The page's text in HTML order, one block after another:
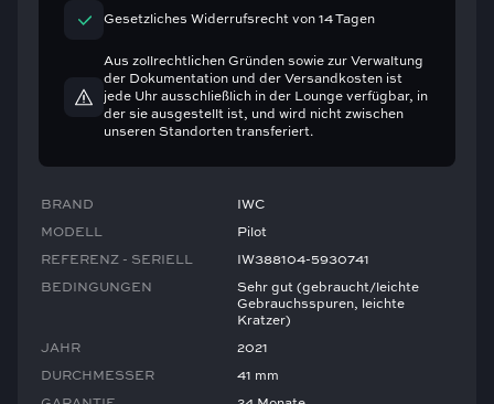
Gesetzliches Widerrufsrecht von 14 Tagen
Aus zollrechtlichen Gründen sowie zur Verwaltung
der Dokumentation und der Versandkosten ist
jede Uhr ausschließlich in der Lounge verfügbar, in
der sie ausgestellt ist, und wird nicht zwischen
unseren Standorten transferiert.
BRAND IWC
MODELL Pilot
REFERENZ - SERIELL IW388104-5930741
BEDINGUNGEN
Sehr gut (gebraucht/leichte
Gebrauchsspuren, leichte
Kratzer)
JAHR 2021
DURCHMESSER 41 mm